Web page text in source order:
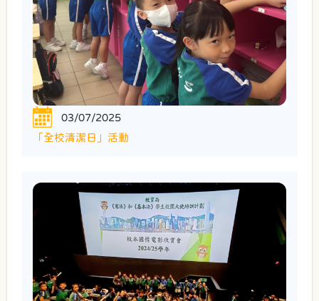
03/07/2025
「全校清潔日」活動